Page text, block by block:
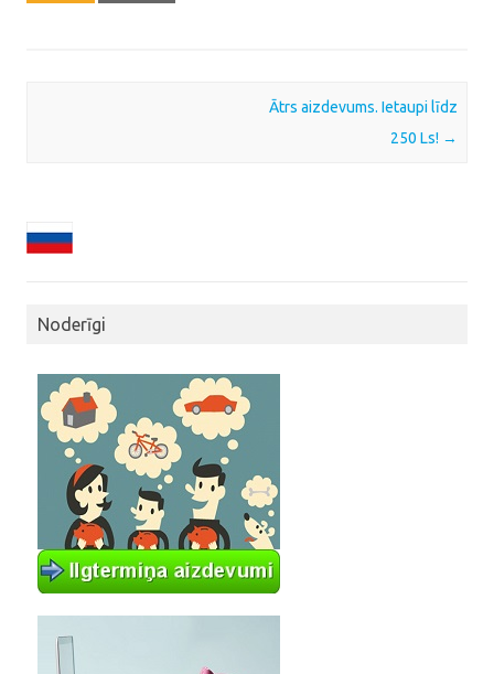
Ātrs aizdevums. Ietaupi līdz
250 Ls! →
Noderīgi